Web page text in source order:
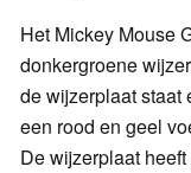
Het Mickey Mouse
donkergroene
de wijzerplaat staat
een rood en geel
De wijzerplaat